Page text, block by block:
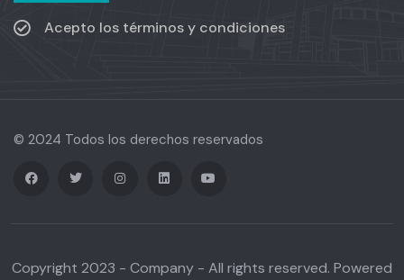
Acepto los términos y condiciones
© 2024 Todos los derechos reservados
Copyright 2023 - Company - All rights reserved. Powered